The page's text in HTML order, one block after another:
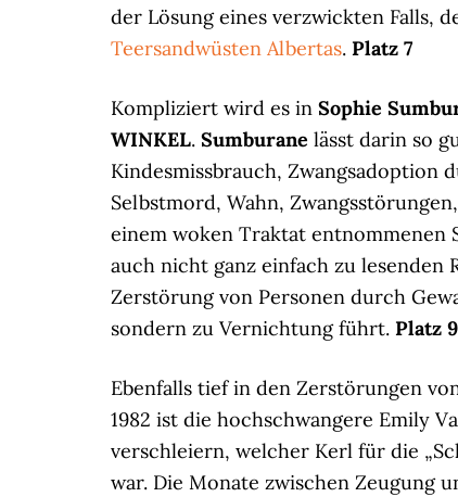
der Lösung eines verzwickten Falls,
Teersandwüsten Albertas. Platz 7
Kompliziert wird es in Sophie
WINKEL. Sumburane lässt darin so
Kindesmissbrauch, Zwangsadoption
Selbstmord, Wahn,
einem woken Traktat entnommenen
auch nicht ganz einfach zu
Zerstörung von Personen durch
sondern zu Vernichtung führt. Platz 9
Ebenfalls tief in den Zerstörungen
1982 ist die hochschwangere Emily
verschleiern, welcher Kerl für die
war. Die Monate zwischen Zeugung